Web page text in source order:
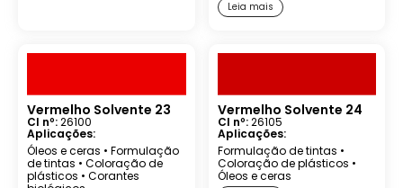
Leia mais
Vermelho Solvente 23
CI nº:26100
Aplicações:
Óleos e ceras • Formulação
de tintas • Coloração de
plásticos • Corantes
Vermelho Solvente 24
CI nº:26105
Aplicações:
Formulação de tintas •
Coloração de plásticos •
Óleos e ceras